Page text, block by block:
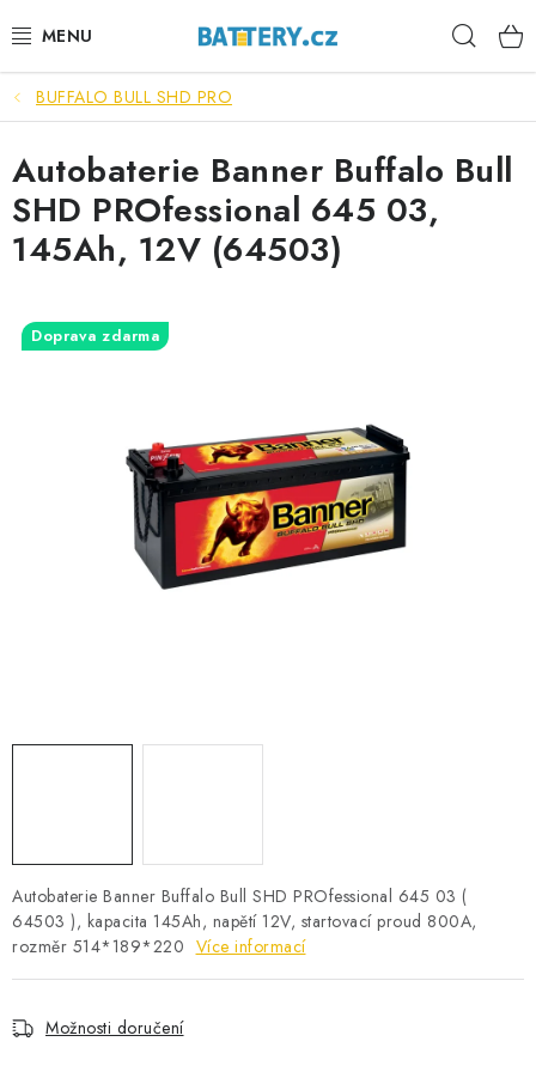
na
VÝHODNÉ SETY
SLUŽBY
AUTOBATERIE
TRAKČNÍ BATERIE
BATERIOVÉ BOXY
POWERBANKY
TESTERY BATERIÍ
BATERIE PRO VYSAVAČE
BATERIE PRO NOUZOVÁ OSVĚTLENÍ
BUFFALO BULL SHD PRO
Autobaterie Banner Buffalo Bull SHD PROfessional 645 03 (
64503 ), kapacita 145Ah, napětí 12V, startovací proud 800A,
rozměr 514*189*220 Více informací
Možnosti doručení
Autobaterie Banner Buffalo Bull
SHD PROfessional 645 03,
145Ah, 12V (64503)
Doprava zdarma